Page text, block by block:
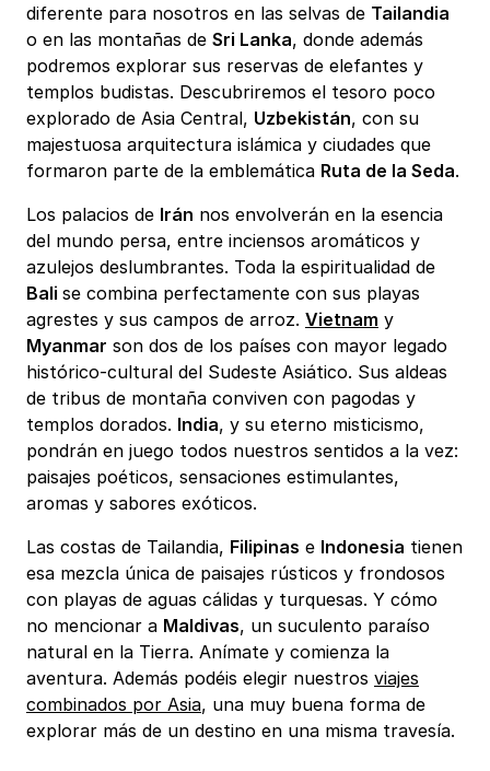
diferente para nosotros en las selvas de Tailandia
o en las montañas de Sri Lanka, donde además
podremos explorar sus reservas de elefantes y
templos budistas. Descubriremos el tesoro poco
explorado de Asia Central, Uzbekistán, con su
majestuosa arquitectura islámica y ciudades que
formaron parte de la emblemática Ruta de la Seda.
Los palacios de Irán nos envolverán en la esencia
del mundo persa, entre inciensos aromáticos y
azulejos deslumbrantes. Toda la espiritualidad de
Bali se combina perfectamente con sus playas
agrestes y sus campos de arroz. Vietnam y
Myanmar son dos de los países con mayor legado
histórico-cultural del Sudeste Asiático. Sus aldeas
de tribus de montaña conviven con pagodas y
templos dorados. India, y su eterno misticismo,
pondrán en juego todos nuestros sentidos a la vez:
paisajes poéticos, sensaciones estimulantes,
aromas y sabores exóticos.
Las costas de Tailandia, Filipinas e Indonesia tienen
esa mezcla única de paisajes rústicos y frondosos
con playas de aguas cálidas y turquesas. Y cómo
no mencionar a Maldivas, un suculento paraíso
natural en la Tierra. Anímate y comienza la
aventura. Además podéis elegir nuestros viajes
combinados por Asia, una muy buena forma de
explorar más de un destino en una misma travesía.